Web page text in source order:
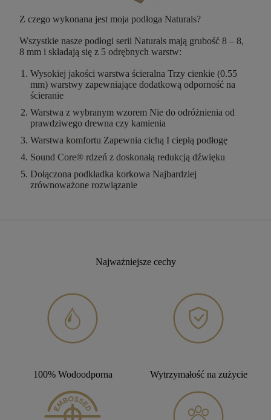
Z czego wykonana jest moja podłoga Naturals?
Wszystkie nasze podłogi serii Naturals mają grubość 8 – 8,
8 mm i składają się z 5 odrębnych warstw:
Wysokiej jakości warstwa ścieralna Trzy cienkie (0.55
mm) warstwy zapewniające dodatkową odporność na
ścieranie
Warstwa z wybranym wzorem Nie do odróżnienia od
prawdziwego drewna czy kamienia
Warstwa komfortu Zapewnia cichą I ciepłą podłogę
Sound Core® rdzeń z doskonałą redukcją dźwięku
Dołączona podkładka korkowa Najbardziej
zrównoważone rozwiązanie
Najważniejsze cechy
100% Wodoodporna Wytrzymałość na zużycie